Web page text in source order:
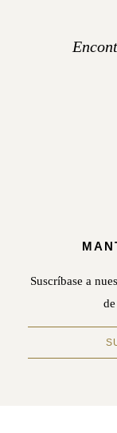
Suscríbase a